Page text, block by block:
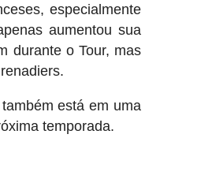
especialmente
aumentou sua
durante o Tour, mas
está em uma
temporada.